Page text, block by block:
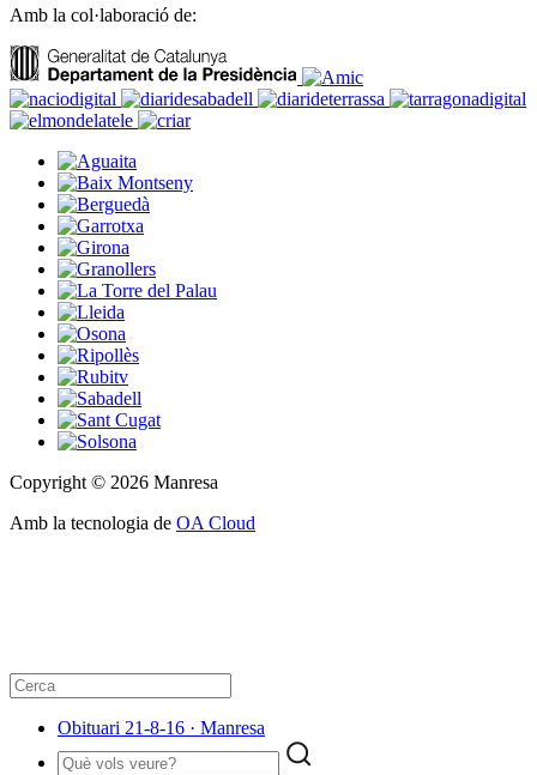
Amb la col·laboració de:
Copyright © 2026 Manresa
Amb la tecnologia de OA Cloud
Obituari 21-8-16 · Manresa